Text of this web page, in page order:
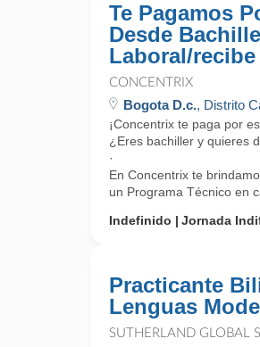
Te Pagamos
Desde
Laboral/
CONCENTRIX
Bogota D.c., Distrito
¡Concentrix te paga por
¿Eres bachiller y quieres
·
En Concentrix te
un Programa Técnico en
Indefinido
Jornada
Practicante
Lenguas
SUTHERLAND GLOBAL